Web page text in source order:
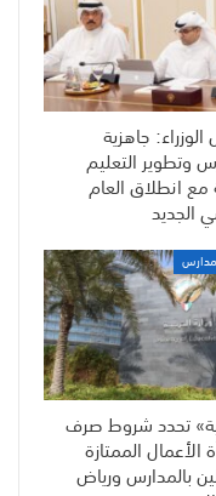
جاهزية
وتطوير التعليم
مع انطلاق العام
الجديد
تحدد شروط صرف
الأعمال الممتازة
بالمدارس ورياض